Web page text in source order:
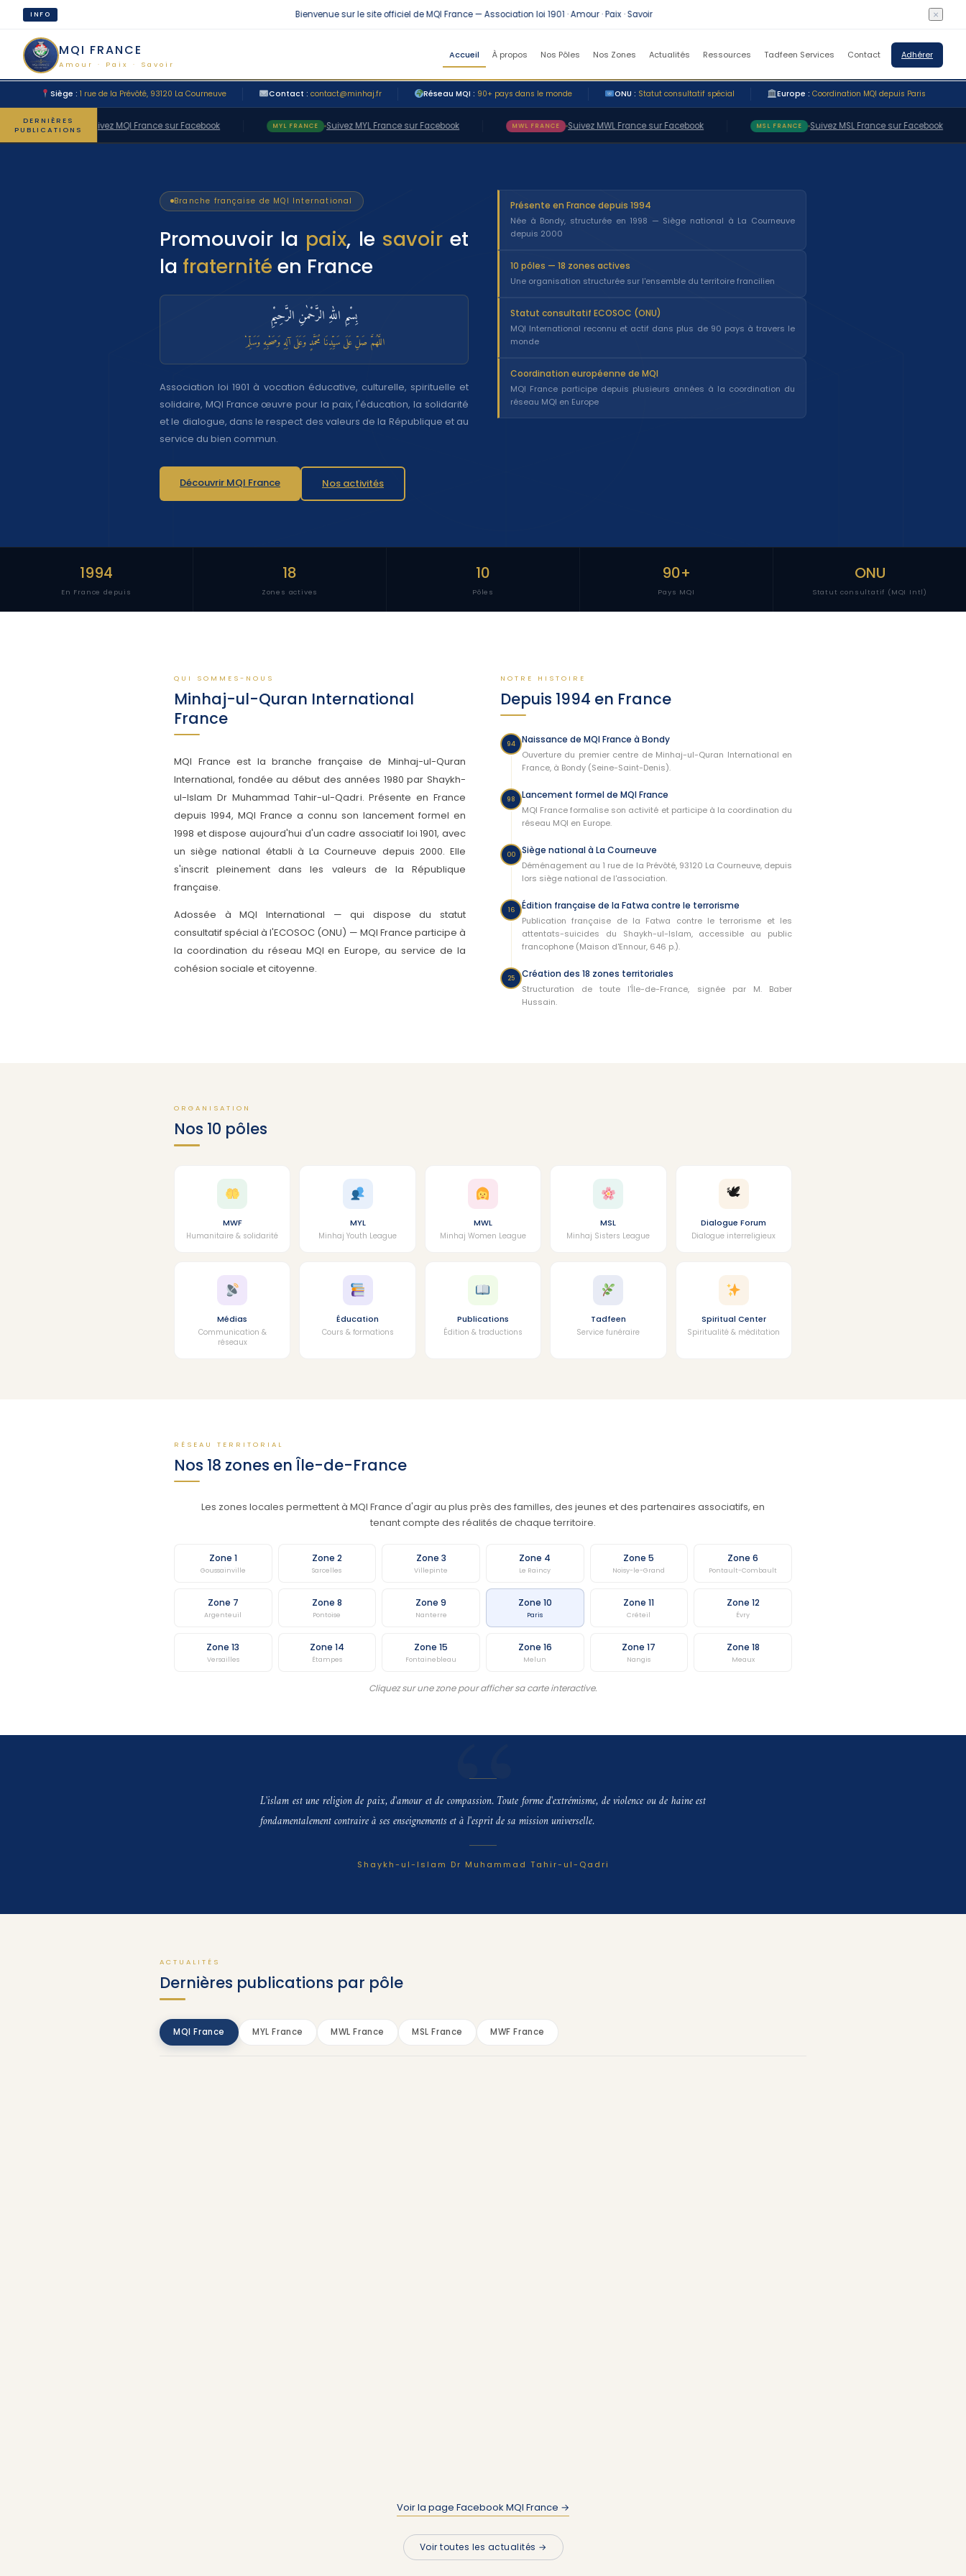
INFO Bienvenue sur le site officiel de MQI France — Association loi 1901 · Amour · Paix · Savoir ×
MQI FRANCE
Amour · Paix · Savoir
Accueil À propos Nos Pôles Nos Zones Actualités Ressources Tadfeen Services Contact Adhérer
Siège : 1 rue de la Prévôté, 93120 La Courneuve Contact : contact@minhaj.fr Réseau MQI : 90+ pays dans le monde ONU : Statut consultatif spécial Europe : Coordination MQI depuis Paris
DERNIÈRES
PUBLICATIONS
MQI FRANCE Suivez MQI France sur Facebook MYL FRANCE Suivez MYL France sur Facebook MWL FRANCE Suivez MWL France sur Facebook MSL FRANCE Suivez MSL France sur Facebook
Branche française de MQI International
Promouvoir la paix, le savoiret
la fraternité en France
بِسْمِ اللهِ الرَّحْمٰنِ الرَّحِيْمِ
اللَّهُمَّ صَلِّ عَلَى سَيِّدِنَا مُحَمَّدٍ وَعَلَى آلِهِ وَصَحْبِهِ وَسَلِّمْ
Association loi 1901 à vocation éducative, culturelle, spirituelle et
solidaire, MQI France œuvre pour la paix, l'éducation, la solidarité
et le dialogue, dans le respect des valeurs de la République et au
service du bien commun.
Découvrir MQI France Nos activités
Présente en France depuis 1994
Née à Bondy, structurée en 1998 — Siège national à La Courneuve
depuis 2000
10 pôles — 18 zones actives
Une organisation structurée sur l'ensemble du territoire francilien
Statut consultatif ECOSOC (ONU)
MQI International reconnu et actif dans plus de 90 pays à travers le
monde
Coordination européenne de MQI
MQI France participe depuis plusieurs années à la coordination du
réseau MQI en Europe
1994
En France depuis
18
Zones actives
10
Pôles
90+
Pays MQI
ONU
Statut consultatif (MQI Intl)
QUI SOMMES-NOUS
Minhaj-ul-Quran International
France
MQI France est la branche française de Minhaj-ul-Quran
International, fondée au début des années 1980 par Shaykh-
ul-Islam Dr Muhammad Tahir-ul-Qadri. Présente en France
depuis 1994, MQI France a connu son lancement formel en
1998 et dispose aujourd'hui d'un cadre associatif loi 1901, avec
un siège national établi à La Courneuve depuis 2000. Elle
s'inscrit pleinement dans les valeurs de la République
française.
Adossée à MQI International — qui dispose du statut
consultatif spécial à l'ECOSOC (ONU) — MQI France participe à
la coordination du réseau MQI en Europe, au service de la
cohésion sociale et citoyenne.
NOTRE HISTOIRE
Depuis 1994 en France
94 Naissance de MQI France à Bondy
Ouverture du premier centre de Minhaj-ul-Quran International en
France, à Bondy (Seine-Saint-Denis).
98 Lancement formel de MQI France
MQI France formalise son activité et participe à la coordination du
réseau MQI en Europe.
00 Siège national à La Courneuve
Déménagement au 1 rue de la Prévôté, 93120 La Courneuve, depuis
lors siège national de l'association.
16 Édition française de la Fatwa contre le terrorisme
Publication française de la Fatwa contre le terrorisme et les
attentats-suicides du Shaykh-ul-Islam, accessible au public
francophone (Maison d'Ennour, 646 p.).
25 Création des 18 zones territoriales
Structuration de toute l'Île-de-France, signée par M. Baber
Hussain.
ORGANISATION
Nos 10 pôles
MWF
Humanitaire & solidarité
MYL
Minhaj Youth League
MWL
Minhaj Women League
MSL
Minhaj Sisters League
🕊
Dialogue Forum
Dialogue interreligieux
Médias
Communication &
réseaux
Éducation
Cours & formations
Publications
Édition & traductions
Tadfeen
Service funéraire
Spiritual Center
Spiritualité & méditation
RÉSEAU TERRITORIAL
Nos 18 zones en Île-de-France
Les zones locales permettent à MQI France d'agir au plus près des familles, des jeunes et des partenaires associatifs, en
tenant compte des réalités de chaque territoire.
Zone 1
Goussainville
Zone 2
Sarcelles
Zone 3
Villepinte
Zone 4
Le Raincy
Zone 5
Noisy-le-Grand
Zone 6
Pontault-Combault
Zone 7
Argenteuil
Zone 8
Pontoise
Zone 9
Nanterre
Zone 10
Paris
Zone 11
Créteil
Zone 12
Évry
Zone 13
Versailles
Zone 14
Étampes
Zone 15
Fontainebleau
Zone 16
Melun
Zone 17
Nangis
Zone 18
Meaux
Cliquez sur une zone pour afficher sa carte interactive.
L'islam est une religion de paix, d'amour et de compassion. Toute forme d'extrémisme, de violence ou de haine est
fondamentalement contraire à ses enseignements et à l'esprit de sa mission universelle.
Shaykh-ul-Islam Dr Muhammad Tahir-ul-Qadri
ACTUALITÉS
Dernières publications par pôle
MQI France MYL France MWL France MSL France MWF France
Voir la page Facebook MQI France →
Voir toutes les actualités →